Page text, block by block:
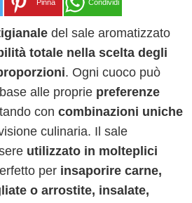
Pinna Condividi
del sale aromatizzato
totale nella scelta degli
. Ogni cuoco può
alle proprie preferenze
con combinazioni uniche
culinaria. Il sale
utilizzato in molteplici
per insaporire carne,
o arrostite, insalate,